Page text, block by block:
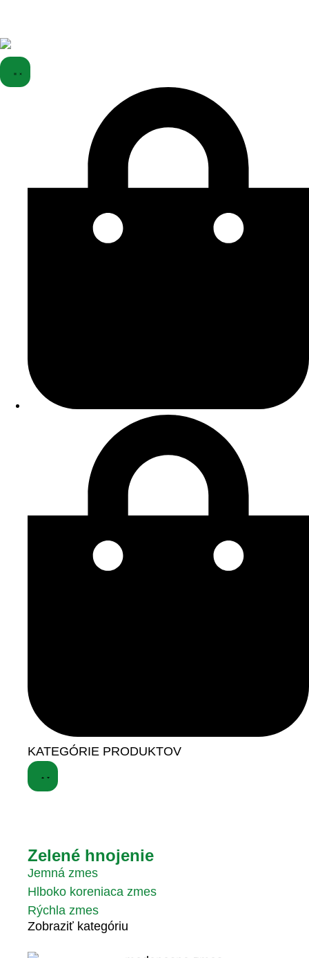
KATEGÓRIE PRODUKTOV
Zelené hnojenie
Jemná zmes
Hlboko koreniaca zmes
Rýchla zmes
Zobraziť kategóriu